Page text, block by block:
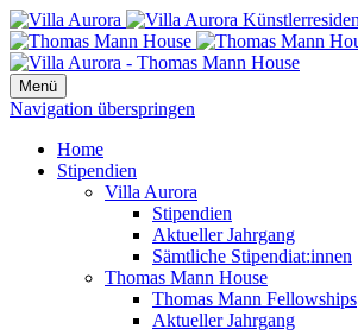
Menü
Navigation überspringen
Home
Stipendien
Villa Aurora
Stipendien
Aktueller Jahrgang
Sämtliche Stipendiat:innen
Thomas Mann House
Thomas Mann Fellowships
Aktueller Jahrgang